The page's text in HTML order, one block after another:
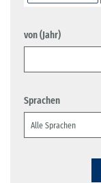
von (Jahr)
Sprachen